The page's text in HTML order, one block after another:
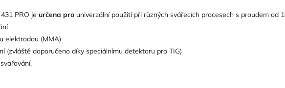
PRO je určena pro univerzální použití při různých svářecích procesech s proudem od
elektrodou (MMA)
(zvláště doporučeno díky speciálnímu detektoru pro TIG)